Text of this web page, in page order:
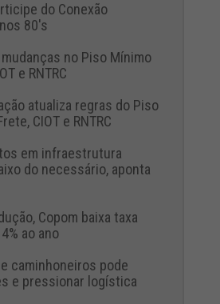
do Conexão
80's
no Piso Mínimo
e RNTRC
atualiza regras do Piso
CIOT e RNTRC
em infraestrutura
do necessário, aponta
Copom baixa taxa
ao ano
caminhoneiros pode
e pressionar logística